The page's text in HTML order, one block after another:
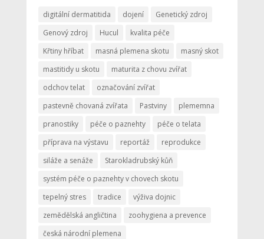
digitální dermatitida dojení
Genetický zdroj
Genový zdroj
Hucul
kvalita péče
Křtiny hříbat
masná plemena skotu
masný skot
mastitidy u skotu
maturita z chovu zvířat
odchov telat
označování zvířat
pastevně chovaná zvířata
Pastviny
plememna
pranostiky
péče o paznehty
péče o telata
příprava na výstavu
reportáž
reprodukce
siláže a senáže
Starokladrubský kůň
systém péče o paznehty v chovech skotu
tepelný stres
tradice
výživa dojnic
zemědělská angličtina
zoohygiena a prevence
česká národní plemena